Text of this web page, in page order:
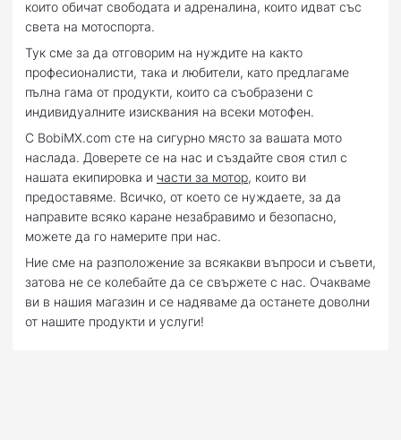
които обичат свободата и адреналина, които идват със
света на мотоспорта.
Тук сме за да отговорим на нуждите на както
професионалисти, така и любители, като предлагаме
пълна гама от продукти, които са съобразени с
индивидуалните изисквания на всеки мотофен.
С BobiMX.com сте на сигурно място за вашата мото
наслада. Доверете се на нас и създайте своя стил с
нашата екипировка и части за мотор, които ви
предоставяме. Всичко, от което се нуждаете, за да
направите всяко каране незабравимо и безопасно,
можете да го намерите при нас.
Ние сме на разположение за всякакви въпроси и съвети,
затова не се колебайте да се свържете с нас. Очакваме
ви в нашия магазин и се надяваме да останете доволни
от нашите продукти и услуги!